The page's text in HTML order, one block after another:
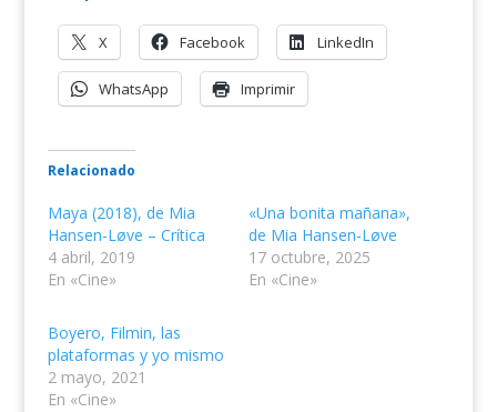
X Facebook LinkedIn
WhatsApp Imprimir
Relacionado
Maya (2018), de Mia
Hansen-Løve – Crítica
4 abril, 2019
En «Cine»
«Una bonita mañana»,
de Mia Hansen-Løve
17 octubre, 2025
En «Cine»
Boyero, Filmin, las
plataformas y yo mismo
2 mayo, 2021
En «Cine»